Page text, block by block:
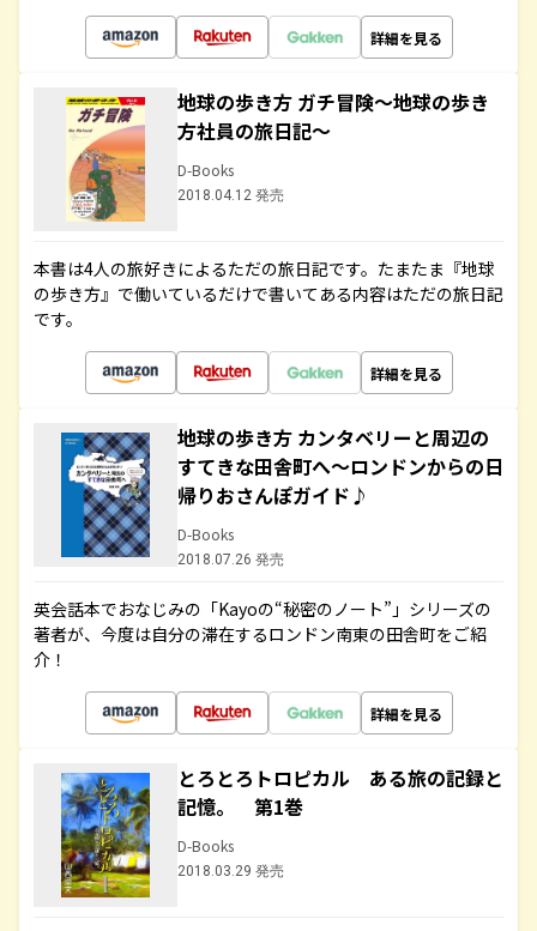
詳細を見る
地球の歩き方 ガチ冒険～地球の歩き
方社員の旅日記～
D-Books
2018.04.12 発売
本書は4人の旅好きによるただの旅日記です。たまたま『地球
の歩き方』で働いているだけで書いてある内容はただの旅日記
です。
詳細を見る
地球の歩き方 カンタベリーと周辺の
すてきな田舎町へ～ロンドンからの日
帰りおさんぽガイド♪
D-Books
2018.07.26 発売
英会話本でおなじみの「Kayoの“秘密のノート”」シリーズの
著者が、今度は自分の滞在するロンドン南東の田舎町をご紹
介！
詳細を見る
とろとろトロピカル ある旅の記録と
記憶。 第1巻
D-Books
2018.03.29 発売